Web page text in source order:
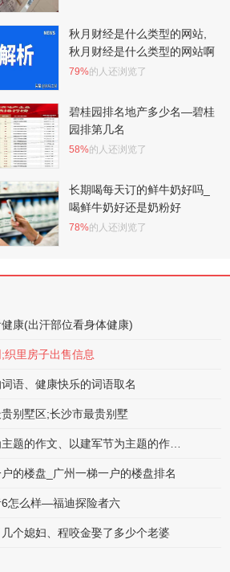
秋月财经是什么类型的网站,
秋月财经是什么类型的网站啊
79%的人还浏览了
碧桂园排名地产多少名—碧桂
园排第几名
58%的人还浏览了
长期喝每天订的鲜牛奶好吗_
喝鲜牛奶好还是奶粉好
78%的人还浏览了
康(出汗部位看身体健康)
织里房子出售信息
语、健康快乐的词语取名
别墅区;长沙市最贵别墅
的楼盘_广州一梯一户的楼盘排名
6怎么样—福迪探险者六
个媳妇、程咬金娶了多少个老婆